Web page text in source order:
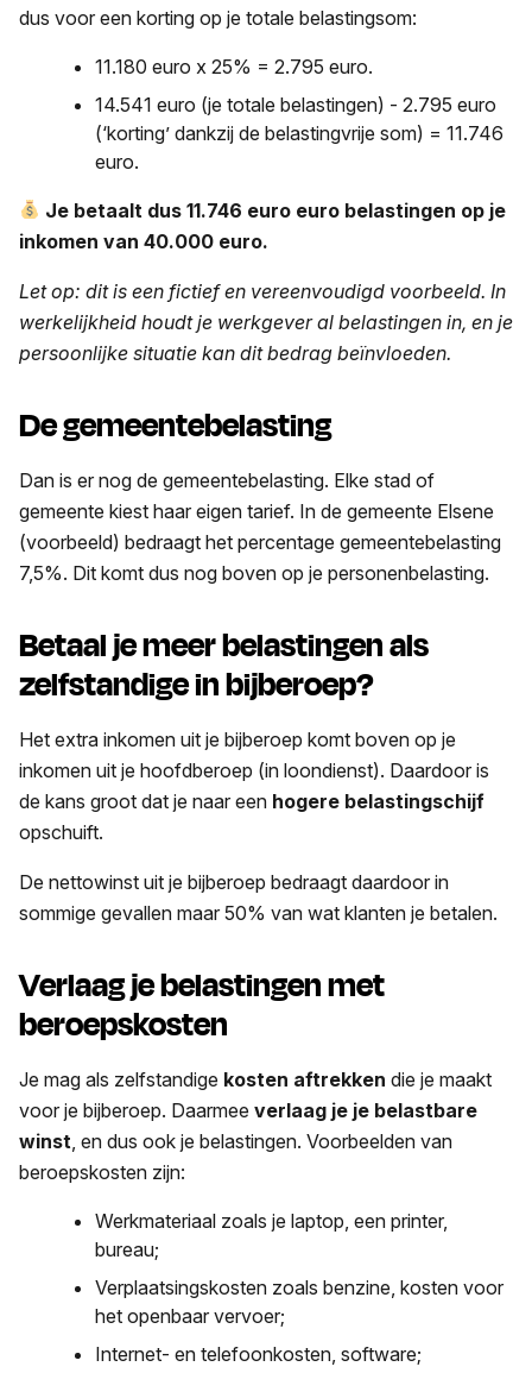
dus voor een korting op je totale belastingsom:
11.180 euro x 25% = 2.795 euro.
14.541 euro (je totale belastingen) - 2.795 euro
(‘korting’ dankzij de belastingvrije som) = 11.746
euro.
Je betaalt dus 11.746 euro euro belastingen op je
inkomen van 40.000 euro.
Let op: dit is een fictief en vereenvoudigd voorbeeld. In
werkelijkheid houdt je werkgever al belastingen in, en je
persoonlijke situatie kan dit bedrag beïnvloeden.
De gemeentebelasting
Dan is er nog de gemeentebelasting. Elke stad of
gemeente kiest haar eigen tarief. In de gemeente Elsene
(voorbeeld) bedraagt het percentage gemeentebelasting
7,5%. Dit komt dus nog boven op je personenbelasting.
Betaal je meer belastingen als
zelfstandige in bijberoep?
Het extra inkomen uit je bijberoep komt boven op je
inkomen uit je hoofdberoep (in loondienst). Daardoor is
de kans groot dat je naar een hogere belastingschijf
opschuift.
De nettowinst uit je bijberoep bedraagt daardoor in
sommige gevallen maar 50% van wat klanten je betalen.
Verlaag je belastingen met
beroepskosten
Je mag als zelfstandige kosten aftrekken die je maakt
voor je bijberoep. Daarmee verlaag je je belastbare
winst , en dus ook je belastingen. Voorbeelden van
beroepskosten zijn:
Werkmateriaal zoals je laptop, een printer,
bureau;
Verplaatsingskosten zoals benzine, kosten voor
het openbaar vervoer;
Internet- en telefoonkosten, software;